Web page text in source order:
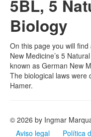
5BL, 5
Biology
On this page you will
New Medicine’s 5
known as German New
The biological laws were
Hamer.
© 2026 by Ingmar
Aviso legal
Política